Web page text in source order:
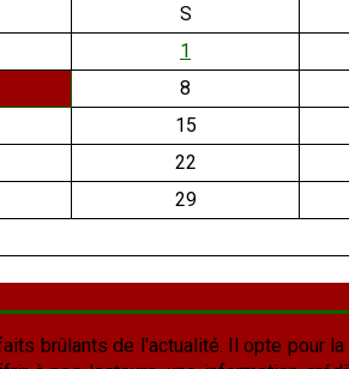
S
1
8
15
22
29
brûlants de l'actualité. Il opte pour la